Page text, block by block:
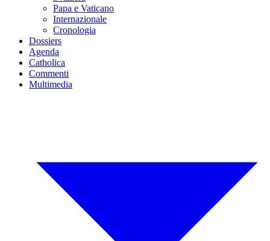
Papa e Vaticano
Internazionale
Cronologia
Dossiers
Agenda
Catholica
Commenti
Multimedia